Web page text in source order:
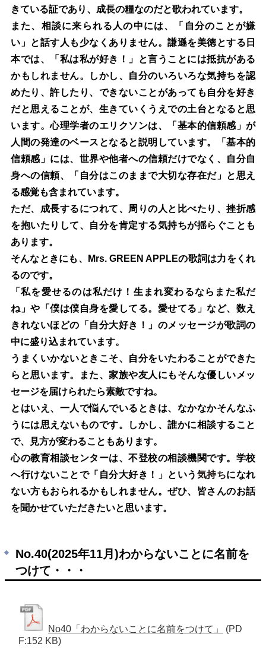
きている証であり、成長の糧なのだと歌われています。
また、相談に来られる人の中には、「自分のことが嫌
い」と話す人も少なくありません。謙遜を美徳とする日
本では、「私は私が好き！」と言うことには抵抗がある
かもしれません。しかし、自分のいろいろな気持ちを認
めたり、許したり、できないことがあっても自分を好き
だと思えることが、生きていくうえでの土台となると思
います。心理学者のエリクソンは、「基本的信頼感」が
人間の発達のベースとなると説明しています。「基本的
信頼感」には、世界や他者への信頼だけでなく、自分自
身への信頼、「自分はこのままで大切な存在だ」と思え
る感覚も含まれています。
ただ、成長するにつれて、周りの人と比べたり、挫折感
を抱いたりして、自分を肯定する気持ちが揺らぐことも
あります。
そんなときにも、Mrs. GREEN APPLEの歌詞は力をくれ
るのです。
「私を愛せるのは私だけ！生まれ変わるならまた私だ
ね」や「僕は僕自身を愛してる。愛せてる」など、数え
きれないほどの「自分大好き！」のメッセージが歌詞の
中に盛り込まれています。
うまくいかないときこそ、自分をいたわることができた
らと思います。また、家族や友人にもそんな優しいメッ
セージを届けられたら素敵ですね。
とはいえ、一人で悩んでいるときは、なかなかそんなふ
うには思えないものです。しかし、誰かに相談すること
で、見方が変わることもあります。
心の教育相談センターは、不登校の相談機関です。学校
へ行けないことで「自分大好き！」という 気持ちになれ
ない方もおられるかもしれません。ぜひ、皆さんのお話
を聞かせていただきたいと思います。
No.40(2025年11月)わからないことに名前を
つけて・・・
No40「わからないことに名前をつけて」
(PD
F:152 KB)